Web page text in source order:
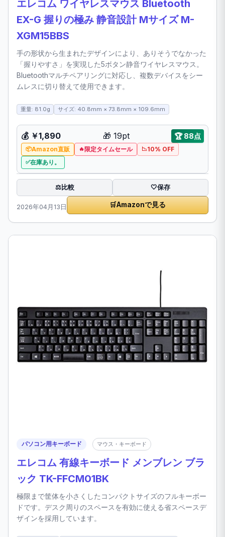
エレコム ワイヤレスマウス Bluetooth
EX-G 握りの極み 静音設計 Mサイズ M-
XGM15BBS
手の形状から生まれたデザインにより、ありそうでなかった
「握りやすさ」を実現した5ボタン静音ワイヤレスマウス。
Bluetoothマルチペアリングに対応し、複数デバイスをシー
ムレスに切り替えて使用できます。
重量: 81.0g サイズ: 40.8mm × 73.8mm × 109.6mm
💰 ￥1,890 🎁 19pt 🏆 88点
Amazon直販 限定タイムセール
10% OFF
在庫あり。
⚖️比較 🤍保存
2026年04月13日 🛒Amazonで見る
パソコン用キーボード マウス・キーボード
エレコム 有線キーボード メンブレン ブラ
ック TK-FFCM01BK
極限まで筐体を小さくしたコンパクトサイズのフルキーボー
ドです。デスク周りのスペースを有効に使える省スペースデ
ザインを採用しています。